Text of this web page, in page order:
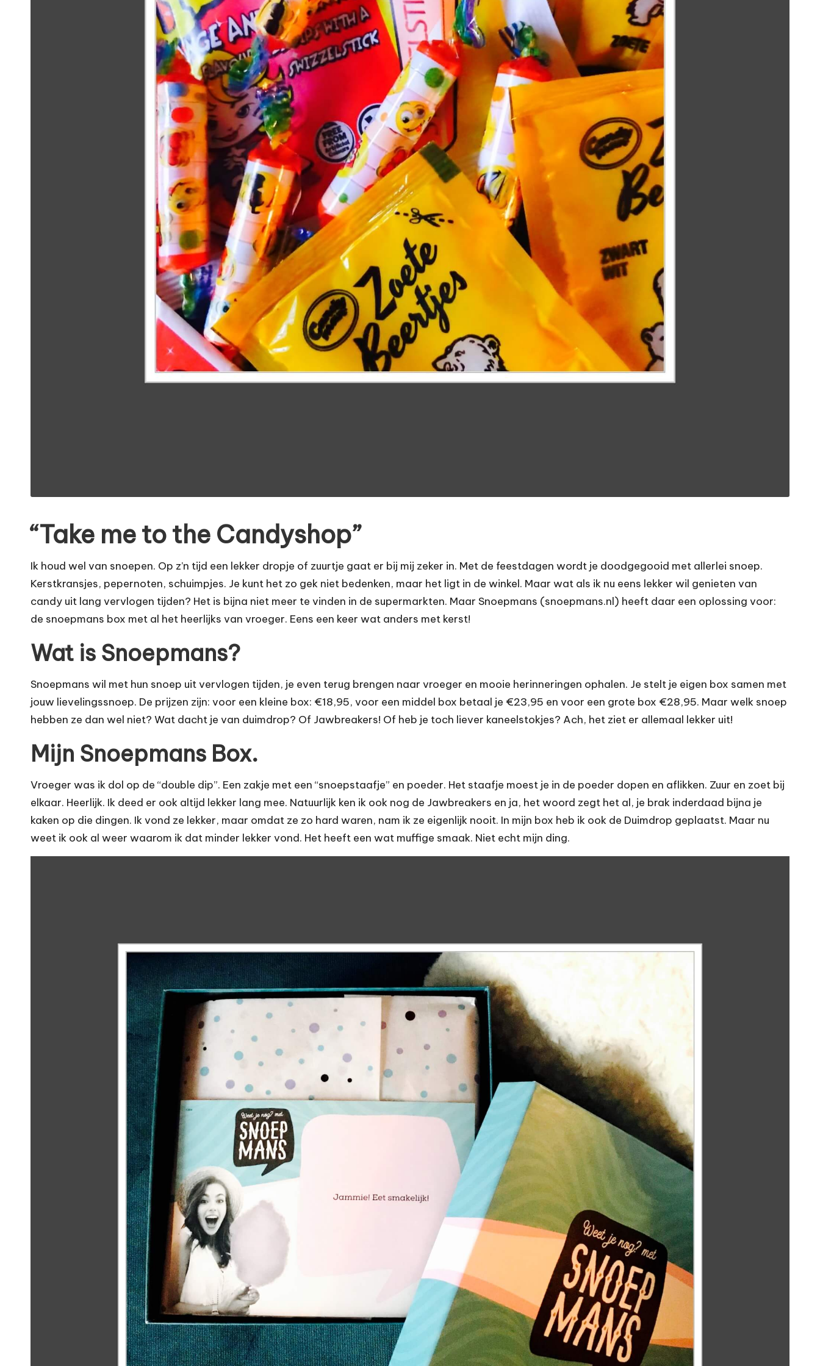
“Take me to the Candyshop”
Ik houd wel van snoepen. Op z’n tijd een lekker dropje of zuurtje gaat er bij mij zeker in. Met de feestdagen wordt je doodgegooid met allerlei snoep.
Kerstkransjes, pepernoten, schuimpjes. Je kunt het zo gek niet bedenken, maar het ligt in de winkel. Maar wat als ik nu eens lekker wil genieten van
candy uit lang vervlogen tijden? Het is bijna niet meer te vinden in de supermarkten. Maar Snoepmans (snoepmans.nl) heeft daar een oplossing voor:
de snoepmans box met al het heerlijks van vroeger. Eens een keer wat anders met kerst!
Wat is Snoepmans?
Snoepmans wil met hun snoep uit vervlogen tijden, je even terug brengen naar vroeger en mooie herinneringen ophalen. Je stelt je eigen box samen met
jouw lievelingssnoep. De prijzen zijn: voor een kleine box: €18,95, voor een middel box betaal je €23,95 en voor een grote box €28,95. Maar welk snoep
hebben ze dan wel niet? Wat dacht je van duimdrop? Of Jawbreakers! Of heb je toch liever kaneelstokjes? Ach, het ziet er allemaal lekker uit!
Mijn Snoepmans Box.
Vroeger was ik dol op de “double dip”. Een zakje met een “snoepstaafje” en poeder. Het staafje moest je in de poeder dopen en aflikken. Zuur en zoet bij
elkaar. Heerlijk. Ik deed er ook altijd lekker lang mee. Natuurlijk ken ik ook nog de Jawbreakers en ja, het woord zegt het al, je brak inderdaad bijna je
kaken op die dingen. Ik vond ze lekker, maar omdat ze zo hard waren, nam ik ze eigenlijk nooit. In mijn box heb ik ook de Duimdrop geplaatst. Maar nu
weet ik ook al weer waarom ik dat minder lekker vond. Het heeft een wat muffige smaak. Niet echt mijn ding.